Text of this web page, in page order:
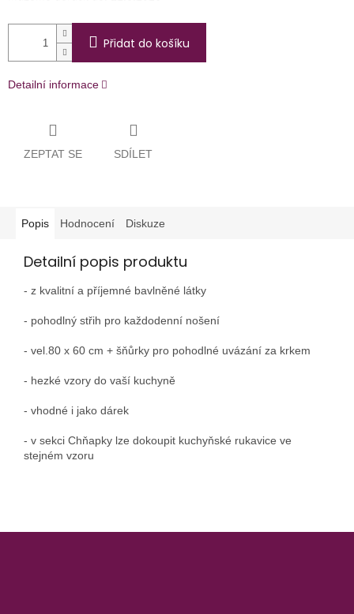
Přidat do košíku
Detailní informace
ZEPTAT SE SDÍLET
Popis Hodnocení Diskuze
Detailní popis produktu
- z kvalitní a příjemné bavlněné látky
- pohodlný střih pro každodenní nošení
- vel.80 x 60 cm + šňůrky pro pohodlné uvázání za krkem
- hezké vzory do vaší kuchyně
- vhodné i jako dárek
- v sekci Chňapky lze dokoupit kuchyňské rukavice ve
stejném vzoru